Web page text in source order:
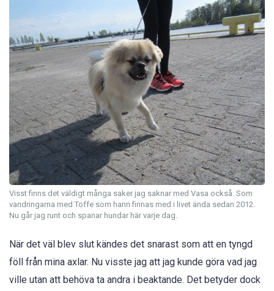
Visst finns det väldigt många saker jag saknar med Vasa också. Som
vandringarna med Toffe som hann finnas med i livet ända sedan 2012.
Nu går jag runt och spanar hundar här varje dag.
När det väl blev slut kändes det snarast som att en tyngd
föll från mina axlar. Nu visste jag att jag kunde göra vad jag
ville utan att behöva ta andra i beaktande. Det betyder dock